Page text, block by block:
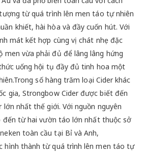
từ quá trình lên men táo tự nhiên
khiết, hài hòa và đầy cuốn hút. Với
mát kết hợp cùng vị chát nhẹ đặc
vừa phải đủ để lâng lâng hứng
uống hội tụ đầy đủ tinh hoa một
số hàng trăm loại Cider khác
gia, Strongbow Cider được biết đến
nhất thế giới. Với nguồn nguyên
đến từ hai vườn táo lớn nhất thuộc sở
toàn cầu tại Bỉ và Anh,
hình thành từ quá trình lên men táo tự